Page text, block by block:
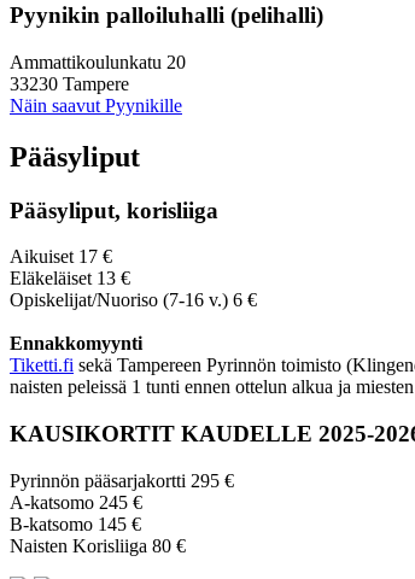
Pyynikin palloiluhalli (pelihalli)
Ammattikoulunkatu 20
33230 Tampere
Näin saavut Pyynikille
Pääsyliput
Pääsyliput, korisliiga
Aikuiset 17 €
Eläkeläiset 13 €
Opiskelijat/Nuoriso (7-16 v.) 6 €
Ennakkomyynti
Tiketti.fi sekä Tampereen Pyrinnön toimisto
naisten peleissä 1 tunti ennen ottelun alkua ja
KAUSIKORTIT KAUDELLE 2025-
Pyrinnön pääsarjakortti 295 €
A-katsomo 245 €
B-katsomo 145 €
Naisten Korisliiga 80 €